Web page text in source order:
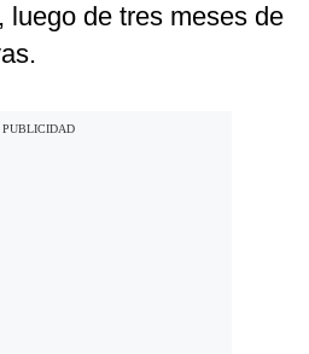
luego de tres meses de